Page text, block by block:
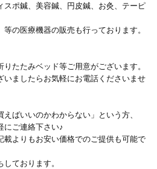
スポ鍼、美容鍼、円皮鍼、お灸、テーピ
の医療機器の販売も行っております。
たたみベッド等ご用意がございます。
いましたらお気軽にお電話くださいませ
えばいいのかわからない」という方、
にご連絡下さい♪
載よりもお安い価格でのご提供も可能で
ております。